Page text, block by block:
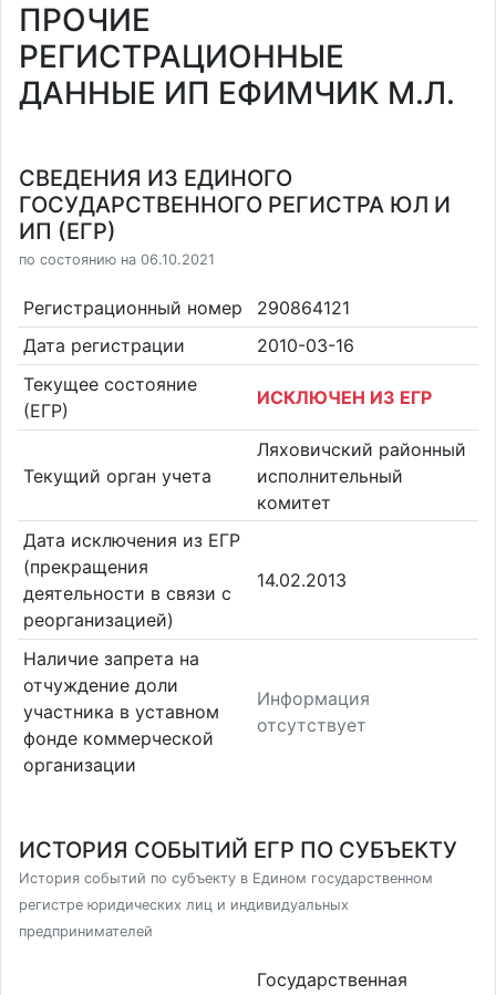
ПРОЧИЕ
РЕГИСТРАЦИОННЫЕ
ДАННЫЕ ИП ЕФИМЧИК М.Л.
СВЕДЕНИЯ ИЗ ЕДИНОГО
ГОСУДАРСТВЕННОГО РЕГИСТРА ЮЛ И
ИП (ЕГР)
по состоянию на 06.10.2021
Регистрационный номер
290864121
Дата регистрации
2010-03-16
Текущее состояние
(ЕГР)
ИСКЛЮЧЕН ИЗ ЕГР
Текущий орган учета
Ляховичский районный
исполнительный
комитет
Дата исключения из ЕГР
(прекращения
деятельности в связи с
реорганизацией)
14.02.2013
Наличие запрета на
отчуждение доли
участника в уставном
фонде коммерческой
организации
Информация
отсутствует
ИСТОРИЯ СОБЫТИЙ ЕГР ПО СУБЪЕКТУ
История событий по субъекту в Едином государственном
регистре юридических лиц и индивидуальных
предпринимателей
Государственная